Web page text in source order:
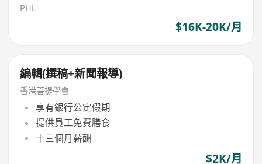
PHL
$16K-20K/月
編輯(撰稿+新聞報導)
香港菩提學會
享有銀行公定假期
提供員工免費膳食
十三個月薪酬
$2K/月